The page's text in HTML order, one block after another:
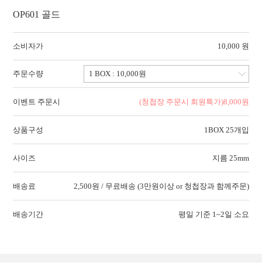
OP601 골드
소비자가 10,000 원
주문수량
이벤트 주문시 (청첩장 주문시 회원특가)8,000원
상품구성 1BOX 25개입
사이즈 지름 25mm
배송료 2,500원 / 무료배송 (3만원이상 or 청첩장과 함께주문)
배송기간 평일 기준 1~2일 소요